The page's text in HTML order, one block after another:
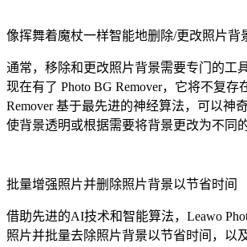
像挥舞着魔杖一样智能地删除/更改照片背
通常，移除和更改照片背景需要专门的工
现在有了 Photo BG Remover，它将不复存
Remover 基于最先进的神经算法，可以神
使背景透明或根据需要将背景更改为不同
批量增强照片并删除照片背景以节省时间
借助先进的AI技术和智能算法，Leawo
照片并批量去除照片背景以节省时间，以